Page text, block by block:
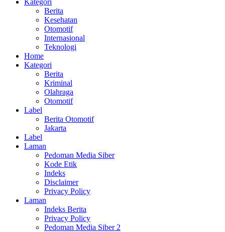
Berita
Kesehatan
Otomotif
Internasional
Teknologi
Home
Kategori
Berita
Kriminal
Olahraga
Otomotif
Label
Berita Otomotif
Jakarta
Label
Laman
Pedoman Media Siber
Kode Etik
Indeks
Disclaimer
Privacy Policy
Laman
Indeks Berita
Privacy Policy
Pedoman Media Siber 2